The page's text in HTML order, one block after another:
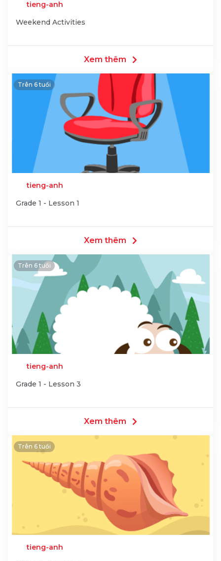
tieng-anh
Weekend Activities
Xem thêm
Trên 6 tuổi
tieng-anh
Grade 1 - Lesson 1
Xem thêm
Trên 6 tuổi
tieng-anh
Grade 1 - Lesson 3
Xem thêm
Trên 6 tuổi
tieng-anh